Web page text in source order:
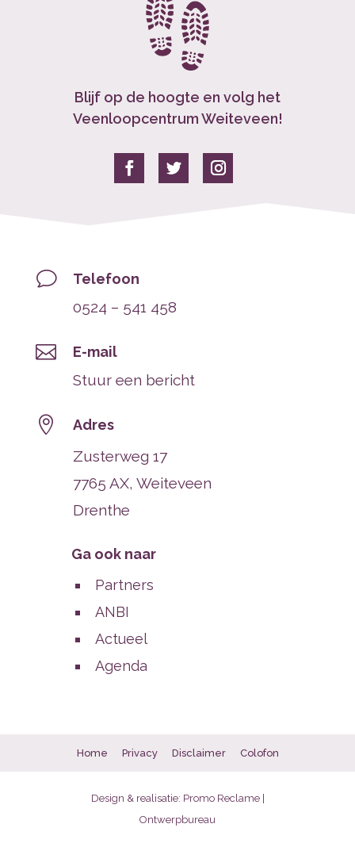
Blijf op de hoogte en volg het
Veenloopcentrum Weiteveen!
v Telefoon
0524 – 541 458
 E-mail
Stuur een bericht
 Adres
Zusterweg 17
7765 AX, Weiteveen
Drenthe
Ga ook naar
Partners
ANBI
Actueel
Agenda
Home Privacy Disclaimer Colofon
Design & realisatie: Promo Reclame |
Ontwerpbureau